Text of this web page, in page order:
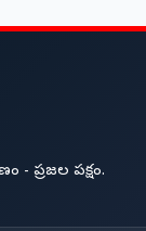
- ప్రజల పక్షం.